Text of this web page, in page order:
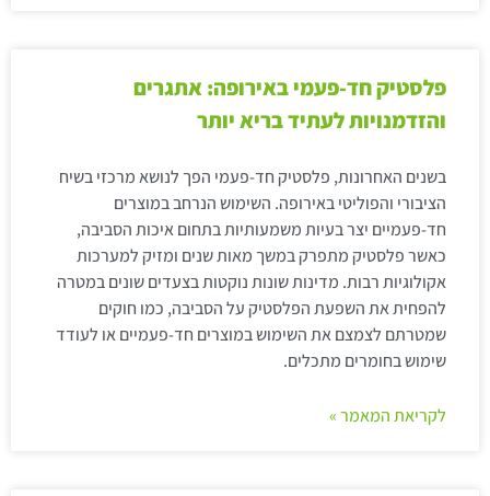
פלסטיק חד-פעמי באירופה: אתגרים
והזדמנויות לעתיד בריא יותר
בשנים האחרונות, פלסטיק חד-פעמי הפך לנושא מרכזי בשיח
הציבורי והפוליטי באירופה. השימוש הנרחב במוצרים
חד-פעמיים יצר בעיות משמעותיות בתחום איכות הסביבה,
כאשר פלסטיק מתפרק במשך מאות שנים ומזיק למערכות
אקולוגיות רבות. מדינות שונות נוקטות בצעדים שונים במטרה
להפחית את השפעת הפלסטיק על הסביבה, כמו חוקים
שמטרתם לצמצם את השימוש במוצרים חד-פעמיים או לעודד
שימוש בחומרים מתכלים.
לקריאת המאמר »